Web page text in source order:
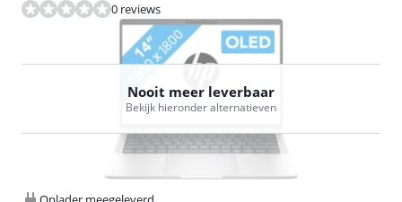
0 reviews
Nooit meer leverbaar
Bekijk hieronder alternatieven